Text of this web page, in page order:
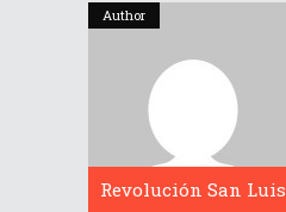
Author
Revolución San Luis